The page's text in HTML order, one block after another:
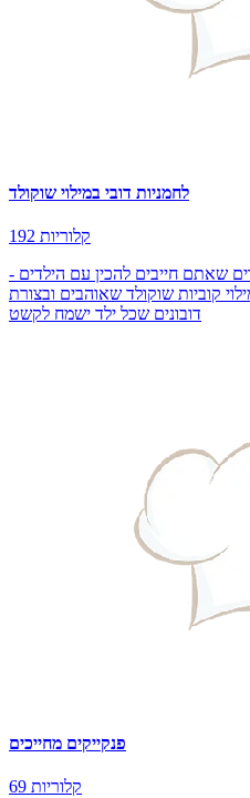
לחמניות דובי במילוי שוקולד
192 קלוריות
שאתם חייבים להכין עם הילדים -
קוביות שוקולד שאוהבים ובצורת
דובונים שכל ילד ישמח לקשט
פנקייקים מחייכים
69 קלוריות